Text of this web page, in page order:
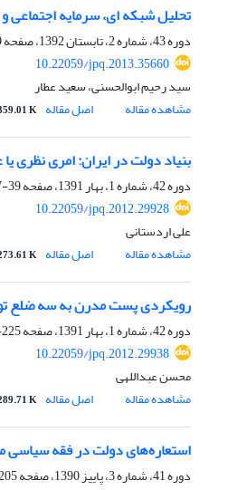
تحلیل شبکه ای، سرمایه
دوره 43، شماره 2، تابستان 1392، صفحه
10.22059/jpq.2013.35660
سید رحیم ابوالحسنی، سعید عطار
مشاهده مقاله
اصل مقاله K
بنیاد دولت در ایران: امری نظری
دوره 42، شماره 1، بهار 1391، صفحه
39-57
10.22059/jpq.2012.29928
علی اردستانی
مشاهده مقاله
اصل مقاله K
رویکردی پست مدرن به سه ضلع
دوره 42، شماره 1، بهار 1391، صفحه
225-242
10.22059/jpq.2012.29938
محسن عبداللهی
مشاهده مقاله
اصل مقاله K
استعاره‌های دولت در فقه سیاسی
دوره 41، شماره 3، پاییز 1390، صفحه
226